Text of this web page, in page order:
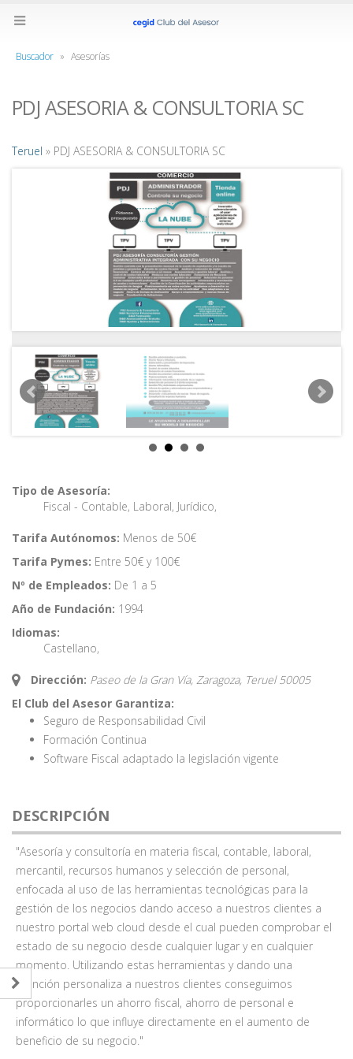
Buscador » Asesorías
PDJ ASESORIA & CONSULTORIA SC
Teruel » PDJ ASESORIA & CONSULTORIA SC
Tipo de Asesoría:
Fiscal - Contable, Laboral, Jurídico,
Tarifa Autónomos: Menos de 50€
Tarifa Pymes: Entre 50€ y 100€
Nº de Empleados: De 1 a 5
Año de Fundación: 1994
Idiomas:
Castellano,
Dirección: Paseo de la Gran Vía, Zaragoza, Teruel 50005
El Club del Asesor Garantiza:
Seguro de Responsabilidad Civil
Formación Continua
Software Fiscal adaptado la legislación vigente
DESCRIPCIÓN
"Asesoría y consultoría en materia fiscal, contable, laboral,
mercantil, recursos humanos y selección de personal,
enfocada al uso de las herramientas tecnológicas para la
gestión de los negocios dando acceso a nuestros clientes a
nuestro portal web cloud desde el cual pueden comprobar el
estado de su negocio desde cualquier lugar y en cualquier
momento. Utilizando estas herramientas y dando una
atención personaliza a nuestros clientes conseguimos
proporcionarles un ahorro fiscal, ahorro de personal e
informático lo que influye directamente en el aumento de
beneficio de su negocio."